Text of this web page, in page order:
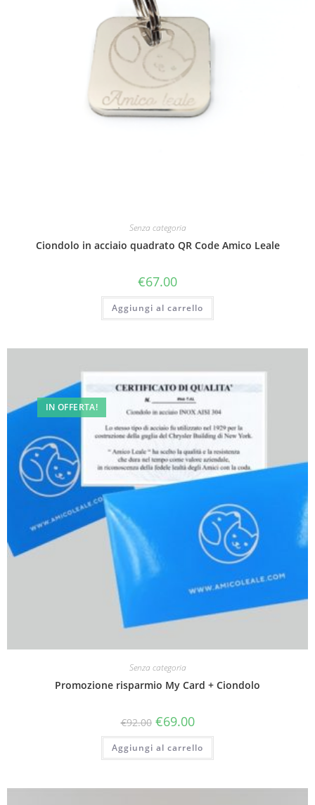
Senza categoria
Ciondolo in acciaio quadrato QR Code Amico Leale
€67.00
Aggiungi al carrello
IN OFFERTA!
Senza categoria
Promozione risparmio My Card + Ciondolo
€92.00 €69.00
Aggiungi al carrello